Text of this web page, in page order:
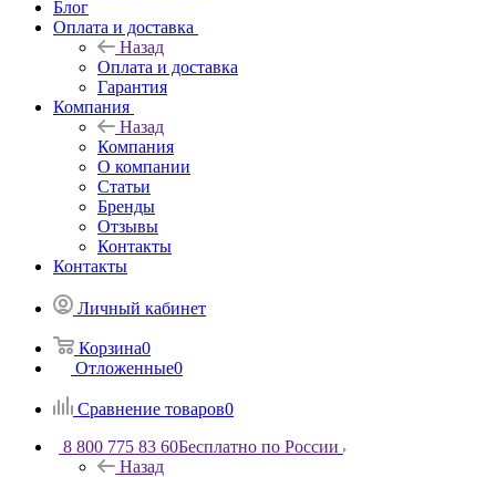
Блог
Оплата и доставка
Назад
Оплата и доставка
Гарантия
Компания
Назад
Компания
О компании
Статьи
Бренды
Отзывы
Контакты
Контакты
Личный кабинет
Корзина0
Отложенные0
Сравнение товаров0
8 800 775 83 60Бесплатно по России
Назад